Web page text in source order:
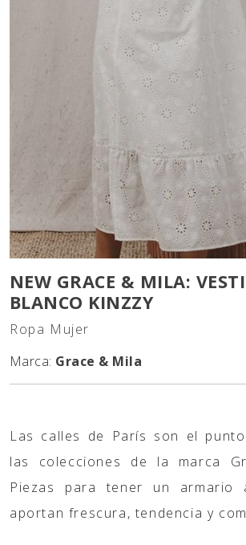
NEW GRACE & MILA:
BLANCO KINZZY
Ropa Mujer
Marca: Grace & Mila
Las calles de París son el
las colecciones de la marca
Piezas para tener un armario
aportan frescura, tendencia y